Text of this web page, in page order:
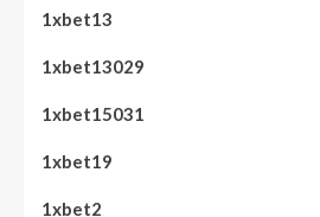
1xbet13
1xbet13029
1xbet15031
1xbet19
1xbet2